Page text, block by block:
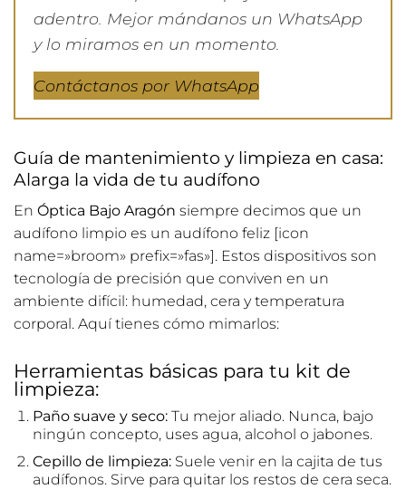
adentro. Mejor mándanos un WhatsApp
y lo miramos en un momento.
Contáctanos por WhatsApp
Guía de mantenimiento y limpieza en casa:
Alarga la vida de tu audífono
En Óptica Bajo Aragón siempre decimos que un
audífono limpio es un audífono feliz [icon
name=»broom» prefix=»fas»]. Estos dispositivos son
tecnología de precisión que conviven en un
ambiente difícil: humedad, cera y temperatura
corporal. Aquí tienes cómo mimarlos:
Herramientas básicas para tu kit de
limpieza:
Paño suave y seco:Tu mejor aliado. Nunca, bajo
ningún concepto, uses agua, alcohol o jabones.
Cepillo de limpieza:Suele venir en la cajita de tus
audífonos. Sirve para quitar los restos de cera seca.